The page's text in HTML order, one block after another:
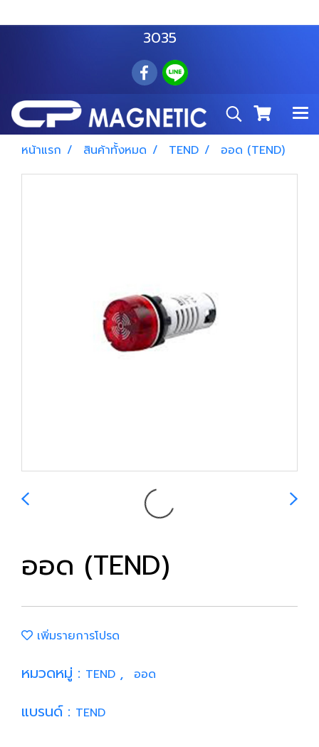
3035
หน้าแรก สินค้าทั้งหมด TEND ออด (TEND)
ออด (TEND)
เพิ่มรายการโปรด
หมวดหมู่ : TEND , ออด
แบรนด์ : TEND